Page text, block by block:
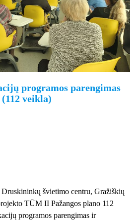
programos parengimas
veikla)
Druskininkų švietimo centru, Gražiškių
TŪM II Pažangos plano 112
programos parengimas ir